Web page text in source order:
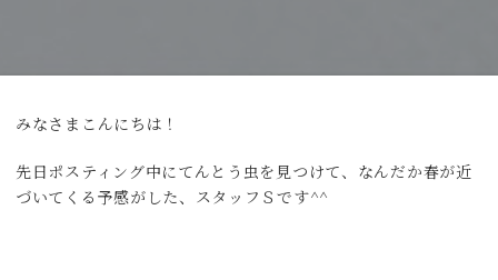
みなさまこんにちは！
先日ポスティング中にてんとう虫を見つけて、なんだか春が近
づいてくる予感がした、スタッフＳです^^